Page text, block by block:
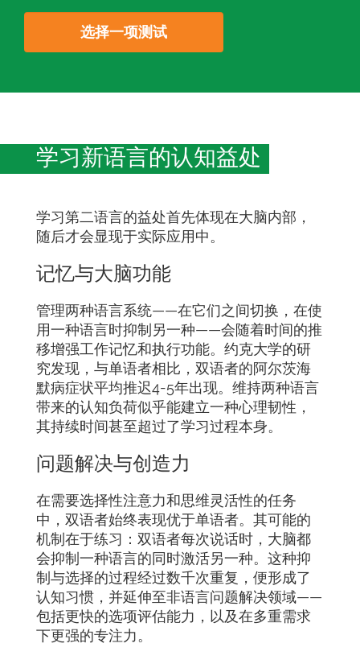
选择一项测试
学习新语言的认知益处
学习第二语言的益处首先体现在大脑内部，
随后才会显现于实际应用中。
记忆与大脑功能
管理两种语言系统——在它们之间切换，在使
用一种语言时抑制另一种——会随着时间的推
移增强工作记忆和执行功能。约克大学的研
究发现，与单语者相比，双语者的阿尔茨海
默病症状平均推迟4-5年出现。维持两种语言
带来的认知负荷似乎能建立一种心理韧性，
其持续时间甚至超过了学习过程本身。
问题解决与创造力
在需要选择性注意力和思维灵活性的任务
中，双语者始终表现优于单语者。其可能的
机制在于练习：双语者每次说话时，大脑都
会抑制一种语言的同时激活另一种。这种抑
制与选择的过程经过数千次重复，便形成了
认知习惯，并延伸至非语言问题解决领域——
包括更快的选项评估能力，以及在多重需求
下更强的专注力。